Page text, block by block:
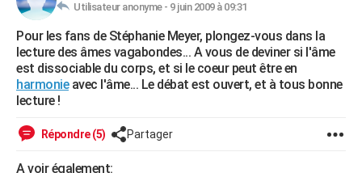
Retraite
Impôts
Epargne
Immobilier
Risques naturels par ville
Banque
Assurance
Crédit
AUTO
Essais
Réserver un essai
Citadines
Berlines
SUV
Forum auto
+HIGH-TECH
Mobiles
Meilleur smartphone
Internet
Ordinateurs
Jeux vidéo
Guide high-tech
+BRICOLAGE
Forum
Aménagement intérieur
Extérieur
Cuisine
Salle de bains
Jardinage
Rangement
Guides de France
Escapades
Patrimoine
Expositions
Musées
Week-end nature
Utilisateur anonyme - 9 juin 2009 à 09:31
Pour les fans de Stéphanie Meyer, plongez-vous dans la
lecture des âmes vagabondes... A vous de deviner si l'âme
est dissociable du corps, et si le coeur peut être en
harmonieavec l'âme... Le débat est ouvert, et à tous bonne
lecture !
Répondre (5) Partager
A voir également: